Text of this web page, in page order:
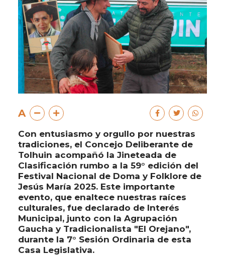
A
Con entusiasmo y orgullo por nuestras
tradiciones, el Concejo Deliberante de
Tolhuin acompañó la Jineteada de
Clasificación rumbo a la 59° edición del
Festival Nacional de Doma y Folklore de
Jesús María 2025. Este importante
evento, que enaltece nuestras raíces
culturales, fue declarado de Interés
Municipal, junto con la Agrupación
Gaucha y Tradicionalista "El Orejano",
durante la 7° Sesión Ordinaria de esta
Casa Legislativa.